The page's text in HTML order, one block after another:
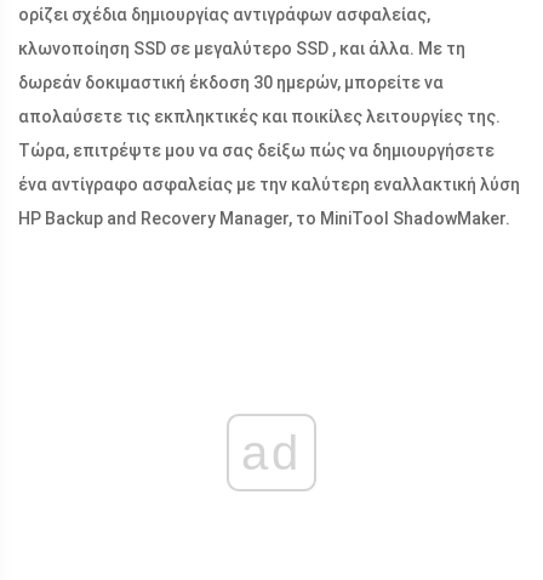
ορίζει σχέδια δημιουργίας αντιγράφων ασφαλείας,
κλωνοποίηση SSD σε μεγαλύτερο SSD , και άλλα. Με τη
δωρεάν δοκιμαστική έκδοση 30 ημερών, μπορείτε να
απολαύσετε τις εκπληκτικές και ποικίλες λειτουργίες της.
Τώρα, επιτρέψτε μου να σας δείξω πώς να δημιουργήσετε
ένα αντίγραφο ασφαλείας με την καλύτερη εναλλακτική λύση
HP Backup and Recovery Manager, το MiniTool ShadowMaker.
ad